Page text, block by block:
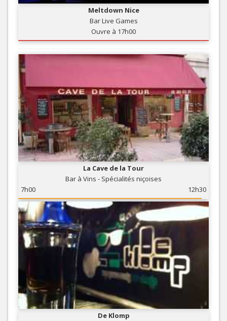
Meltdown Nice
Bar Live Games
Ouvre à 17h00
La Cave de la Tour
Bar à Vins - Spécialités niçoises
7h00
12h30
De Klomp